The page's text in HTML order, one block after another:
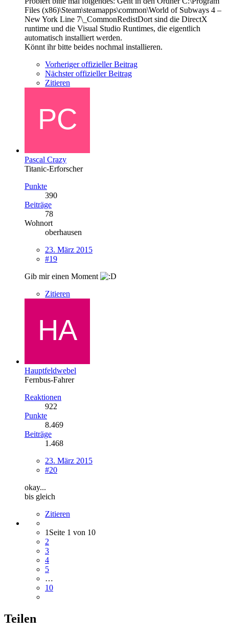
Files (x86)\Steam\steamapps\common\World of Subways 4 –
New York Line 7\_CommonRedistDort sind die DirectX
runtime und die Visual Studio Runtimes, die eigentlich
automatisch installiert werden.
Könnt ihr bitte beides nochmal installieren.
Vorheriger offizieller Beitrag
Nächster offizieller Beitrag
Zitieren
Pascal Crazy
Titanic-Erforscher
Punkte
390
Beiträge
78
Wohnort
oberhausen
23. März 2015
#19
Gib mir einen Moment
Zitieren
Hauptfeldwebel
Fernbus-Fahrer
Reaktionen
922
Punkte
8.469
Beiträge
1.468
23. März 2015
#20
okay...
bis gleich
Zitieren
1 Seite 1 von 10
2
3
4
5
…
10
Teilen